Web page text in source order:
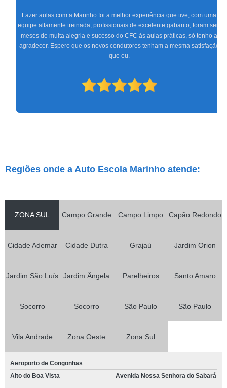
Fazer aulas com a Marinho foi a melhor experiência que tive, com uma
equipe altamente treinada, profissionais de excelente gabarito, foram seis
meses de muita alegria e sucesso do CFC às aulas práticas, só tenho a
agradecer. Espero que os novos condutores tenham a mesma satisfação
que eu.
Regiões onde a Auto Escola Marinho atende:
ZONA SUL Campo Grande Campo Limpo Capão Redondo
Cidade Ademar Cidade Dutra Grajaú Jardim Orion
Jardim São Luís Jardim Ângela Parelheiros Santo Amaro
Socorro Socorro São Paulo São Paulo
Vila Andrade Zona Oeste Zona Sul
Aeroporto de Congonhas
Alto do Boa Vista
Avenida Nossa Senhora do Sabará